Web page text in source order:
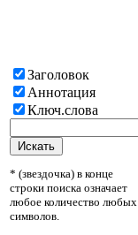
Заголовок
Аннотация
Ключ.слова
* (звездочка) в конце
строки поиска означает
любое количество любых
символов.